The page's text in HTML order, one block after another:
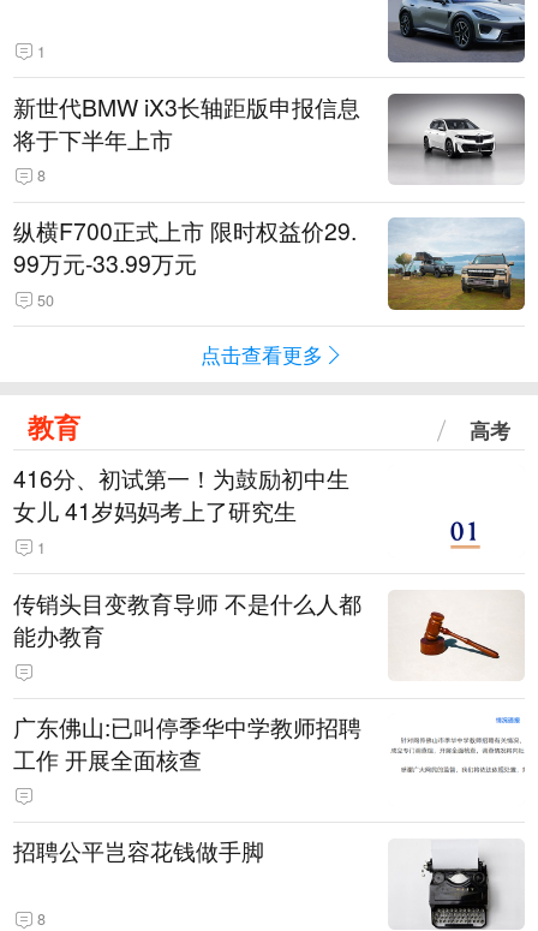
1
新世代BMW iX3长轴距版申报信息
将于下半年上市
8
纵横F700正式上市 限时权益价29.
99万元-33.99万元
50
点击查看更多
教育 高考
416分、初试第一！为鼓励初中生
女儿 41岁妈妈考上了研究生
1
传销头目变教育导师 不是什么人都
能办教育
广东佛山:已叫停季华中学教师招聘
工作 开展全面核查
招聘公平岂容花钱做手脚
8